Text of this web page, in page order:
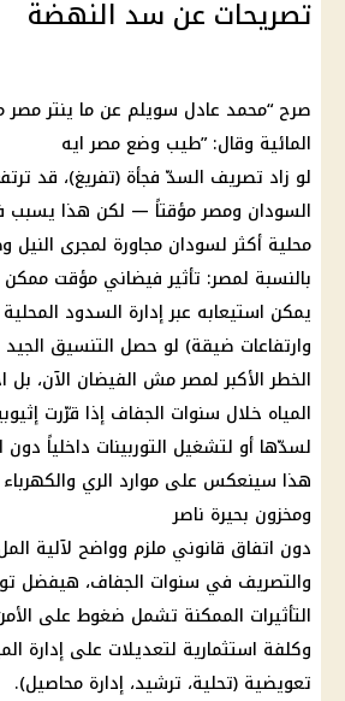
تصريحات عن سد النهضة
صرح “محمد عادل سويلم عن ما ينتر مصر
المائية وقال: ”طيب وضع مصر ايه
لو زاد تصريف السدّ فجأة (تفريغ)، قد
السودان ومصر مؤقتاً — لكن هذا يسبب
محلية أكثر لسودان مجاورة لمجرى النيل
بالنسبة لمصر: تأثير فيضاني مؤقت
يمكن استيعابه عبر إدارة السدود
وارتفاعات ضيقة) لو حصل التنسيق الجيد
الخطر الأكبر لمصر مش الفيضان الآن،
المياه خلال سنوات الجفاف إذا قرّرت
لسدّها أو لتشغيل التوربينات داخلياً
هذا سينعكس على موارد الري
ومخزون بحيرة ناصر
دون اتفاق قانوني ملزم وواضح لآلية
والتصريف في سنوات الجفاف، هيفضل
التأثيرات الممكنة تشمل ضغوط على الأمن
وكلفة استثمارية لتعديلات على إدارة
تعويضية (تحلية، ترشيد، إدارة محاصيل).